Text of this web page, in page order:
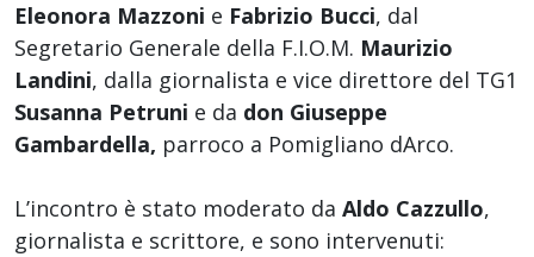
Eleonora Mazzoni e Fabrizio Bucci, dal
Segretario Generale della F.I.O.M. Maurizio
Landini, dalla giornalista e vice direttore del TG1
Susanna Petruni e da don Giuseppe
Gambardella, parroco a Pomigliano dArco.
L’incontro è stato moderato da Aldo Cazzullo,
giornalista e scrittore, e sono intervenuti: